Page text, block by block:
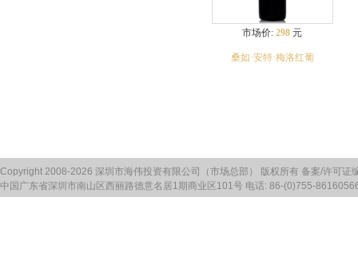
市场价:298 元
桑如·安特·梅洛红葡
Copyright 2008-2026 深圳市海伟投资有限公司（市场总部） 版权所有 备案/许可证
中国广东省深圳市南山区西丽路德意名居1期商业区101号 电话: 86-(0)755-